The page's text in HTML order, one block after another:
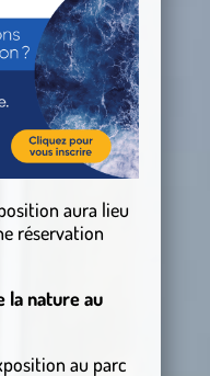
aura lieu
réservation
la nature au
au parc